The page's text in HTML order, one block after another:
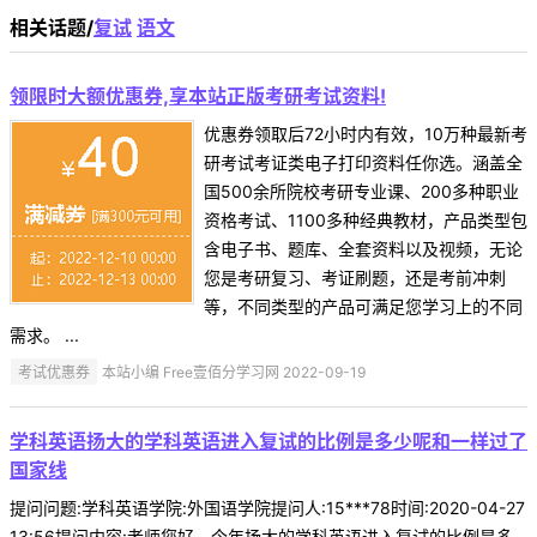
相关话题/复试 语文
领限时大额优惠券,享本站正版考研考试资料!
优惠券领取后72小时内有效，10万种最新考
研考试考证类电子打印资料任你选。涵盖全
国500余所院校考研专业课、200多种职业
资格考试、1100多种经典教材，产品类型包
含电子书、题库、全套资料以及视频，无论
您是考研复习、考证刷题，还是考前冲刺
等，不同类型的产品可满足您学习上的不同
需求。 ...
考试优惠券 本站小编 Free壹佰分学习网 2022-09-19
学科英语扬大的学科英语进入复试的比例是多少呢和一样过了
国家线
提问问题:学科英语学院:外国语学院提问人:15***78时间:2020-04-27